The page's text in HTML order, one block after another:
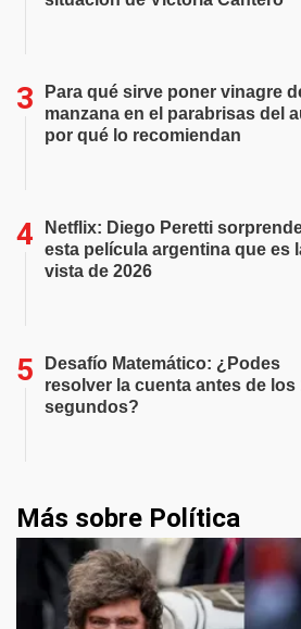
Para qué sirve poner vinagre
manzana en el parabrisas del
por qué lo recomiendan
Netflix: Diego Peretti
esta película argentina que es
vista de 2026
Desafío Matemático: ¿Podes
resolver la cuenta antes de los
segundos?
Más sobre Política